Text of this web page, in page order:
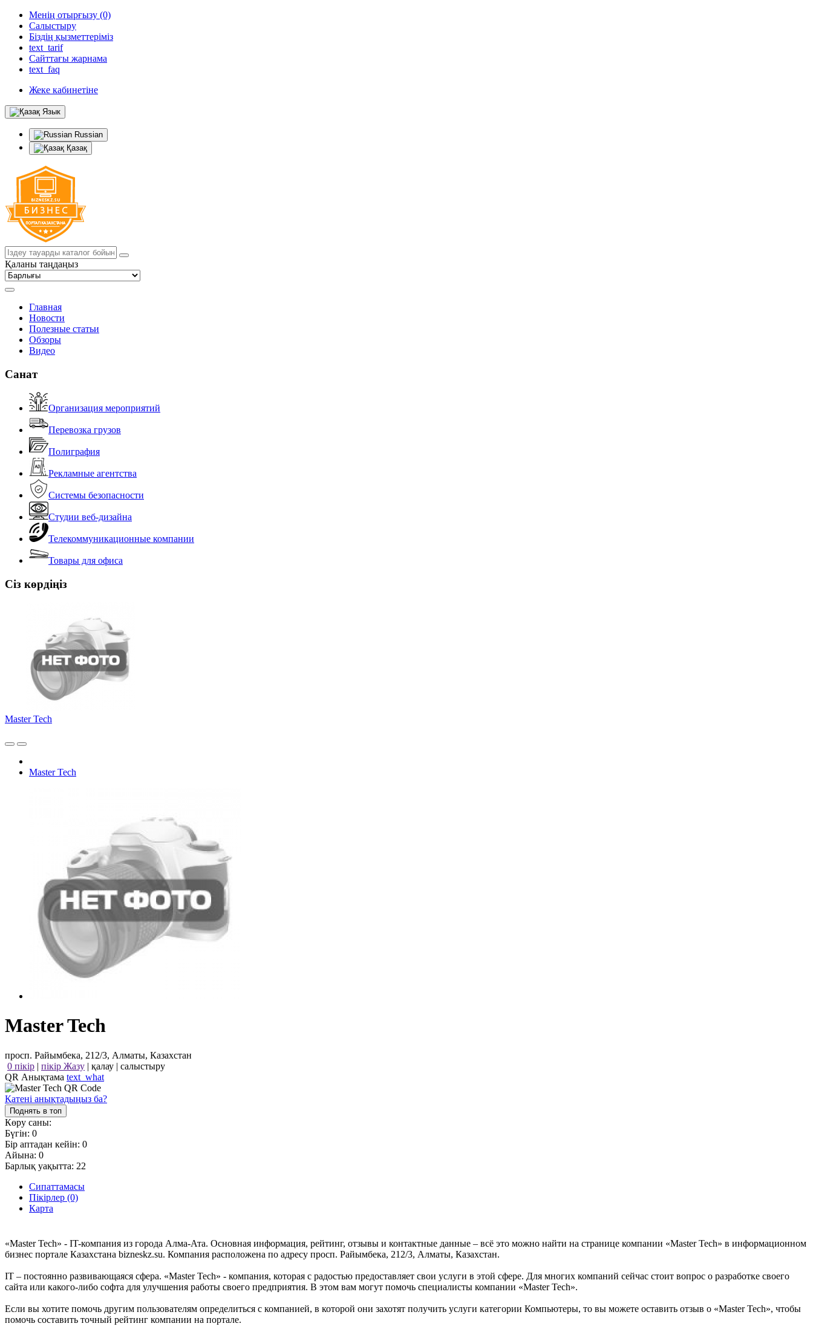
Менің отырғызу (0)
Салыстыру
Біздің қызметтеріміз
text_tarif
Сайттағы жарнама
text_faq
Жеке кабинетіне
Язык
Russian
Қазақ
Қаланы таңдаңыз
Главная
Новости
Полезные статьи
Обзоры
Видео
Санат
Организация мероприятий
Перевозка грузов
Полиграфия
Рекламные агентства
Системы безопасности
Студии веб-дизайна
Телекоммуникационные компании
Товары для офиса
Сіз көрдіңіз
Master Tech
Master Tech
Master Tech
просп. Райымбека, 212/3, Алматы, Казахстан
0 пікір | пікір Жазу | қалау | салыстыру
QR Анықтама text_what
Қатені анықтадыңыз ба?
Поднять в топ
Көру саны:
Бүгін: 0
Бір аптадан кейін: 0
Айына: 0
Барлық уақытта: 22
Сипаттамасы
Пікірлер (0)
Карта
«Master Tech» - IT-компания из города Алма-Ата. Основная информация, рейтинг, отзывы и контактные данные – всё это можно найти на странице компании «Master Tech» в информационном
бизнес портале Казахстана bizneskz.su. Компания расположена по адресу просп. Райымбека, 212/3, Алматы, Казахстан.
IT – постоянно развивающаяся сфера. «Master Tech» - компания, которая с радостью предоставляет свои услуги в этой сфере. Для многих компаний сейчас стоит вопрос о разработке своего
сайта или какого-либо софта для улучшения работы своего предприятия. В этом вам могут помочь специалисты компании «Master Tech».
Если вы хотите помочь другим пользователям определиться с компанией, в которой они захотят получить услуги категории Компьютеры, то вы можете оставить отзыв о «Master Tech», чтобы
помочь составить точный рейтинг компании на портале.